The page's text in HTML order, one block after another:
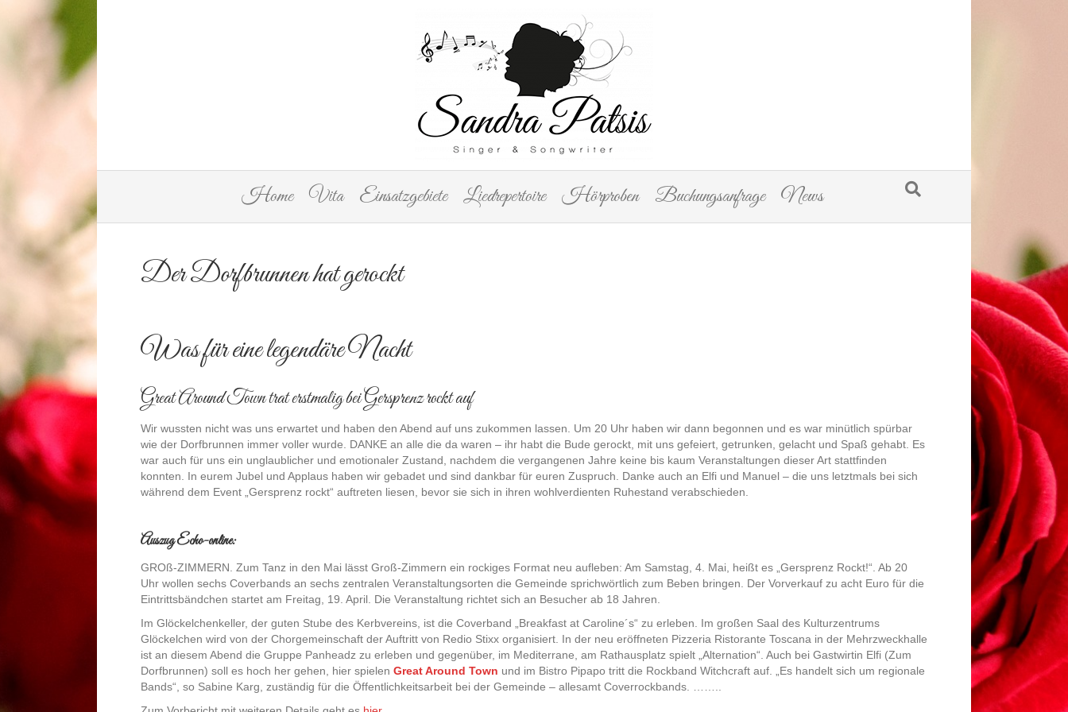
Home Vita Einsatzgebiete Liedrepertoire Hörproben Buchungsanfrage News
Der Dorfbrunnen hat gerockt
Was für eine legendäre Nacht
Great Around Town trat erstmalig bei Gersprenz rockt auf
Wir wussten nicht was uns erwartet und haben den Abend auf uns zukommen lassen. Um 20 Uhr haben wir dann begonnen und es war minütlich spürbar
wie der Dorfbrunnen immer voller wurde. DANKE an alle die da waren – ihr habt die Bude gerockt, mit uns gefeiert, getrunken, gelacht und Spaß gehabt. Es
war auch für uns ein unglaublicher und emotionaler Zustand, nachdem die vergangenen Jahre keine bis kaum Veranstaltungen dieser Art stattfinden
konnten. In eurem Jubel und Applaus haben wir gebadet und sind dankbar für euren Zuspruch. Danke auch an Elfi und Manuel – die uns letztmals bei sich
während dem Event „Gersprenz rockt“ auftreten liesen, bevor sie sich in ihren wohlverdienten Ruhestand verabschieden.
Auszug Echo-online:
GROß-ZIMMERN. Zum Tanz in den Mai lässt Groß-Zimmern ein rockiges Format neu aufleben: Am Samstag, 4. Mai, heißt es „Gersprenz Rockt!“. Ab 20
Uhr wollen sechs Coverbands an sechs zentralen Veranstaltungsorten die Gemeinde sprichwörtlich zum Beben bringen. Der Vorverkauf zu acht Euro für die
Eintrittsbändchen startet am Freitag, 19. April. Die Veranstaltung richtet sich an Besucher ab 18 Jahren.
Im Glöckelchenkeller, der guten Stube des Kerbvereins, ist die Coverband „Breakfast at Caroline´s“ zu erleben. Im großen Saal des Kulturzentrums
Glöckelchen wird von der Chorgemeinschaft der Auftritt von Redio Stixx organisiert. In der neu eröffneten Pizzeria Ristorante Toscana in der Mehrzweckhalle
ist an diesem Abend die Gruppe Panheadz zu erleben und gegenüber, im Mediterrane, am Rathausplatz spielt „Alternation“. Auch bei Gastwirtin Elfi (Zum
Dorfbrunnen) soll es hoch her gehen, hier spielen Great Around Town und im Bistro Pipapo tritt die Rockband Witchcraft auf. „Es handelt sich um regionale
Bands“, so Sabine Karg, zuständig für die Öffentlichkeitsarbeit bei der Gemeinde – allesamt Coverrockbands. ……..